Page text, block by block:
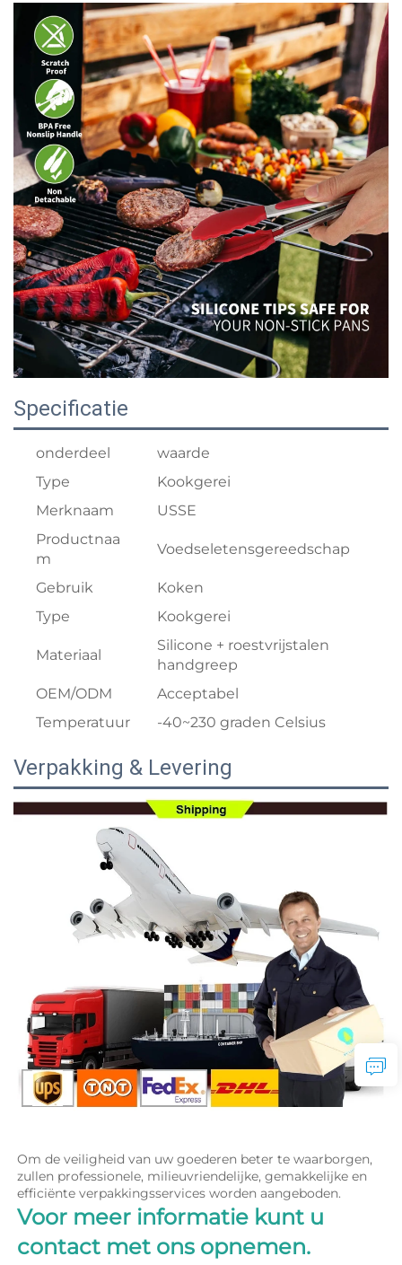
Specificatie
onderdeel
waarde
Type
Kookgerei
Merknaam
USSE
Productnaa
m
Voedseletensgereedschap
Gebruik
Koken
Type
Kookgerei
Materiaal
Silicone + roestvrijstalen
handgreep
OEM/ODM
Acceptabel
Temperatuur
-40~230 graden Celsius
Verpakking & Levering
Om de veiligheid van uw goederen beter te waarborgen,
zullen professionele, milieuvriendelijke, gemakkelijke en
Voor meer informatie kunt u
contact met ons opnemen.